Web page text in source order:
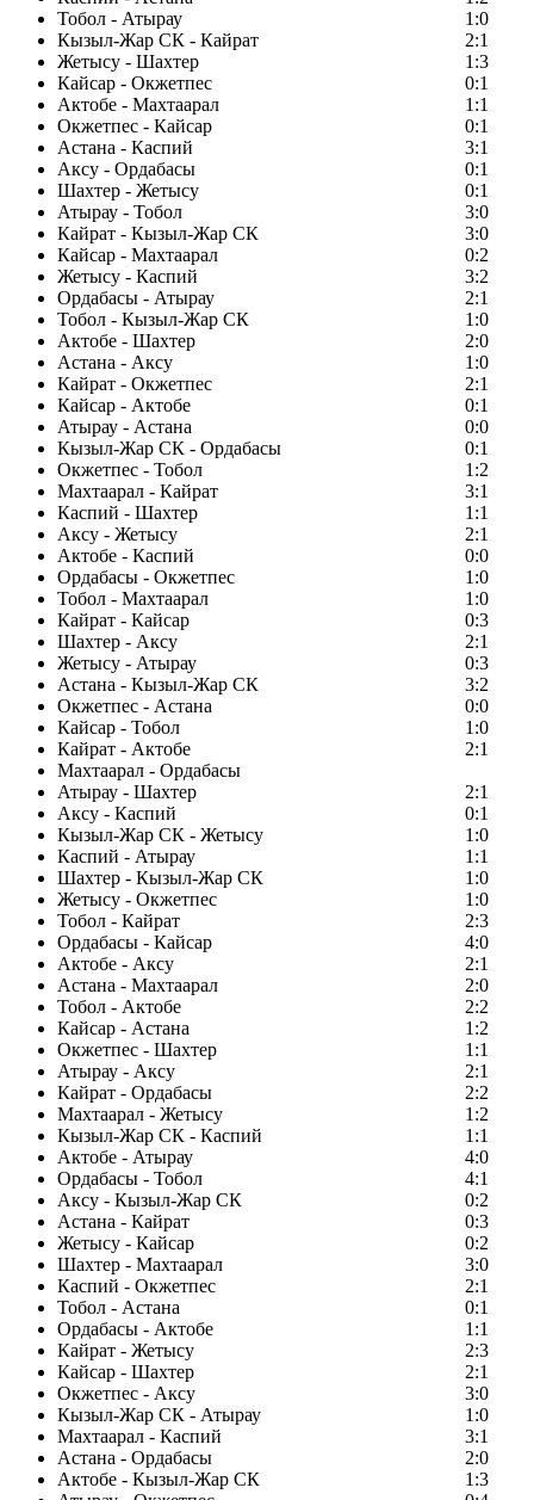
Тобол - Атырау
1:0
Кызыл-Жар СК - Кайрат
2:1
Жетысу - Шахтер
1:3
Кайсар - Окжетпес
0:1
Актобе - Махтаарал
1:1
Окжетпес - Кайсар
0:1
Астана - Каспий
3:1
Аксу - Ордабасы
0:1
Шахтер - Жетысу
0:1
Атырау - Тобол
3:0
Кайрат - Кызыл-Жар СК
3:0
Кайсар - Махтаарал
0:2
Жетысу - Каспий
3:2
Ордабасы - Атырау
2:1
Тобол - Кызыл-Жар СК
1:0
Актобе - Шахтер
2:0
Астана - Аксу
1:0
Кайрат - Окжетпес
2:1
Кайсар - Актобе
0:1
Атырау - Астана
0:0
Кызыл-Жар СК - Ордабасы
0:1
Окжетпес - Тобол
1:2
Махтаарал - Кайрат
3:1
Каспий - Шахтер
1:1
Аксу - Жетысу
2:1
Актобе - Каспий
0:0
Ордабасы - Окжетпес
1:0
Тобол - Махтаарал
1:0
Кайрат - Кайсар
0:3
Шахтер - Аксу
2:1
Жетысу - Атырау
0:3
Астана - Кызыл-Жар СК
3:2
Окжетпес - Астана
0:0
Кайсар - Тобол
1:0
Кайрат - Актобе
2:1
Махтаарал - Ордабасы
Атырау - Шахтер
2:1
Аксу - Каспий
0:1
Кызыл-Жар СК - Жетысу
1:0
Каспий - Атырау
1:1
Шахтер - Кызыл-Жар СК
1:0
Жетысу - Окжетпес
1:0
Тобол - Кайрат
2:3
Ордабасы - Кайсар
4:0
Актобе - Аксу
2:1
Астана - Махтаарал
2:0
Тобол - Актобе
2:2
Кайсар - Астана
1:2
Окжетпес - Шахтер
1:1
Атырау - Аксу
2:1
Кайрат - Ордабасы
2:2
Махтаарал - Жетысу
1:2
Кызыл-Жар СК - Каспий
1:1
Актобе - Атырау
4:0
Ордабасы - Тобол
4:1
Аксу - Кызыл-Жар СК
0:2
Астана - Кайрат
0:3
Жетысу - Кайсар
0:2
Шахтер - Махтаарал
3:0
Каспий - Окжетпес
2:1
Тобол - Астана
0:1
Ордабасы - Актобе
1:1
Кайрат - Жетысу
2:3
Кайсар - Шахтер
2:1
Окжетпес - Аксу
3:0
Кызыл-Жар СК - Атырау
1:0
Махтаарал - Каспий
3:1
Астана - Ордабасы
2:0
Актобе - Кызыл-Жар СК
1:3